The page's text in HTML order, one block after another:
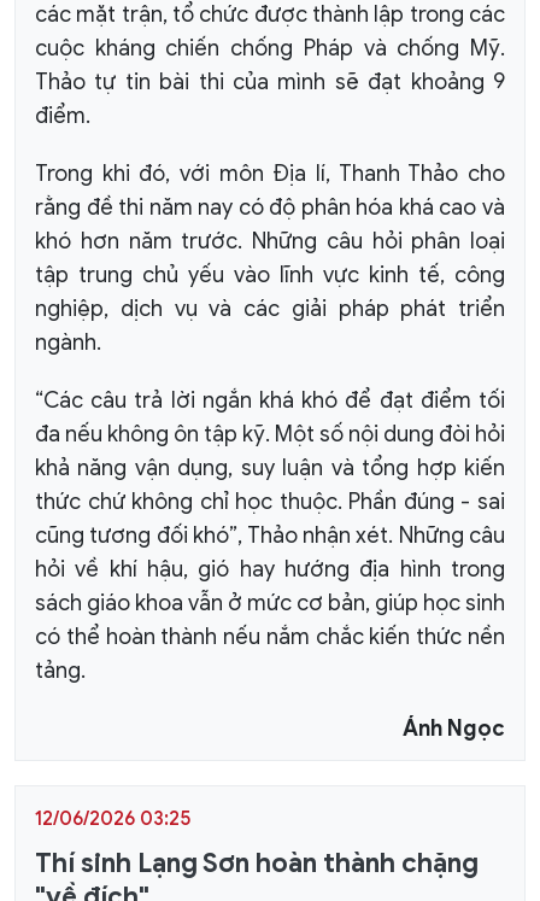
các mặt trận, tổ chức được thành lập trong các
cuộc kháng chiến chống Pháp và chống Mỹ.
Thảo tự tin bài thi của mình sẽ đạt khoảng 9
điểm.
Trong khi đó, với môn Địa lí, Thanh Thảo cho
rằng đề thi năm nay có độ phân hóa khá cao và
khó hơn năm trước. Những câu hỏi phân loại
tập trung chủ yếu vào lĩnh vực kinh tế, công
nghiệp, dịch vụ và các giải pháp phát triển
ngành.
“Các câu trả lời ngắn khá khó để đạt điểm tối
đa nếu không ôn tập kỹ. Một số nội dung đòi hỏi
khả năng vận dụng, suy luận và tổng hợp kiến
thức chứ không chỉ học thuộc. Phần đúng - sai
cũng tương đối khó”, Thảo nhận xét. Những câu
hỏi về khí hậu, gió hay hướng địa hình trong
sách giáo khoa vẫn ở mức cơ bản, giúp học sinh
có thể hoàn thành nếu nắm chắc kiến thức nền
tảng.
Ánh Ngọc
12/06/2026 03:25
Thí sinh Lạng Sơn hoàn thành chặng